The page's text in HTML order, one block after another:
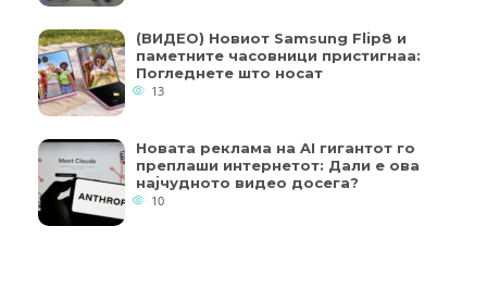
(ВИДЕО) Новиот Samsung Flip8 и
паметните часовници пристигнаа:
Погледнете што носат
13
Новата реклама на AI гигантот го
преплаши интернетот: Дали е ова
најчудното видео досега?
10